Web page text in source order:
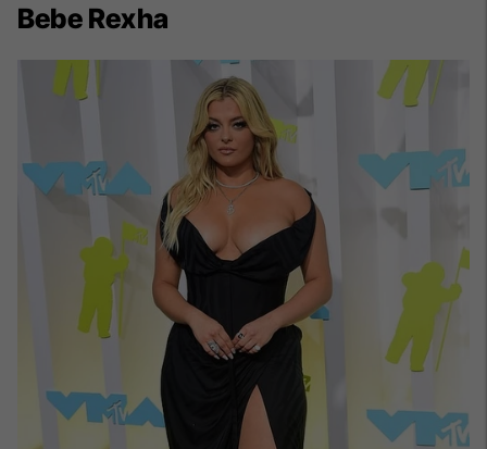
Bebe Rexha